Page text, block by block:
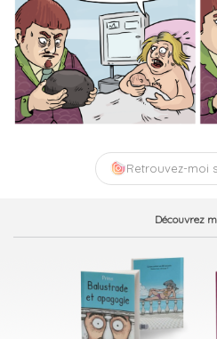
Retrouvez-moi
Découvrez